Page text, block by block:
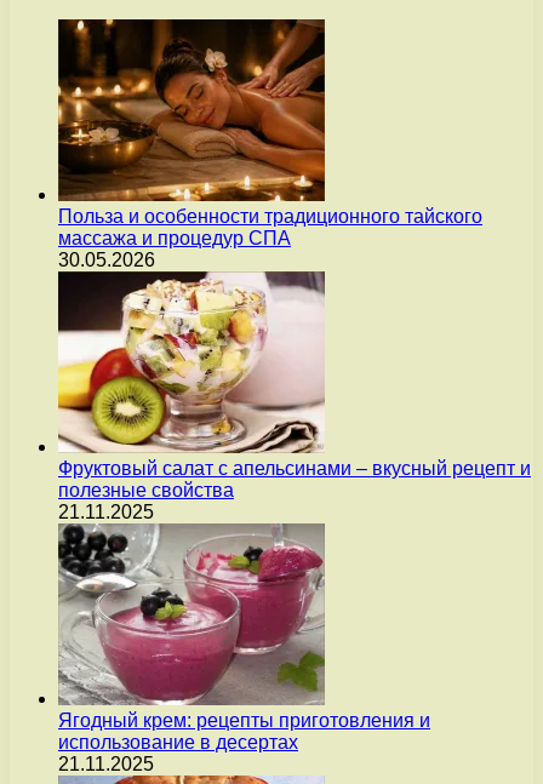
Польза и особенности традиционного тайского
массажа и процедур СПА
30.05.2026
Фруктовый салат с апельсинами – вкусный рецепт и
полезные свойства
21.11.2025
Ягодный крем: рецепты приготовления и
использование в десертах
21.11.2025